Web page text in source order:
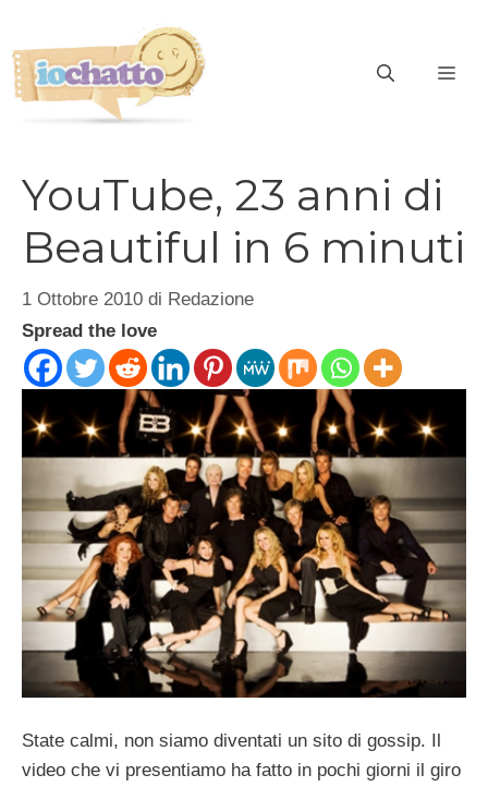
contenuto
YouTube, 23 anni di
Beautiful in 6 minuti
1 Ottobre 2010 di Redazione
Spread the love
State calmi, non siamo diventati un sito di gossip. Il
video che vi presentiamo ha fatto in pochi giorni il giro